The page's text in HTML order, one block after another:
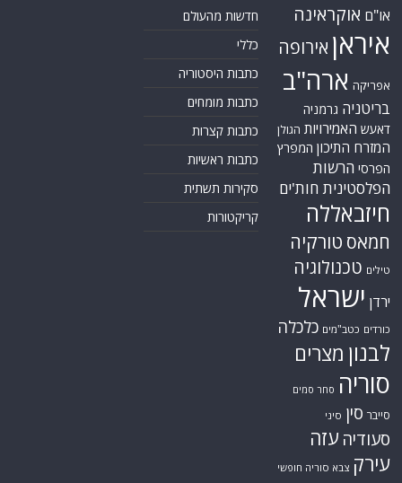
או"ם אוקראינה
איראן אירופה
אפריקה ארה"ב
בריטניה גרמניה
דאעש האמירויות הגולן
המזרח התיכון המפרץ
הפרסי הרשות
הפלסטינית חות'ים
חיזבאללה
חמאס טורקיה
טילים טכנולוגיה
ירדן ישראל
כורדים כטב"מים כלכלה
לבנון מצרים
סוריה סחר סמים
סייבר סין סיני
סעודיה עזה
עירק צבא סוריה חופשי
חדשות מהעולם
כללי
כתבות היסטוריה
כתבות מומחים
כתבות קצרות
כתבות ראשיות
סקירות תשתית
קריקטורות